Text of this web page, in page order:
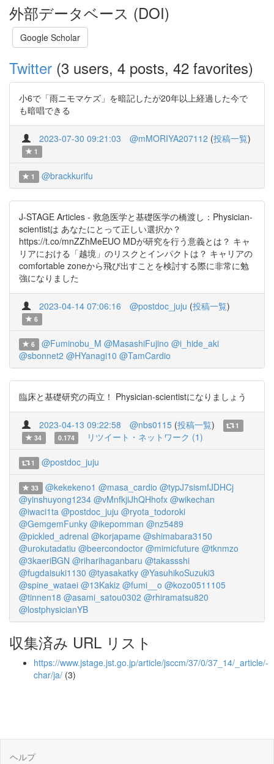
外部データベース (DOI)
Google Scholar
Twitter (3 users, 4 posts, 42 favorites)
小6で「雨ニモマケズ」を暗記したが20年以上経過した今で
も暗唱できる
2023-07-30 09:21:03 @mMORIYA207112 (投稿一覧)
1
1 @brackkurifu
J-STAGE Articles - 救急医学と基礎医学の橋渡し：Physician-
scientistは あなたにとって正しい選択か？
https://t.co/mnZZhMeEUO MDが研究を行う意義とは？ キャ
リアにおける「越境」のリスクとインパクトは？ キャリアの
comfortable zoneから飛び出すことを検討する際に非常に勉
強になりました
2023-04-14 07:06:16 @postdoc_juju (投稿一覧)
6
6 @Fuminobu_M @MasashiFujino @i_hide_aki
@sbonnet2 @HYanagi10 @TamCardio
臨床と基礎研究の両立！ Physician-scientistになりましょう
2023-04-13 09:22:58 @nbs0115 (投稿一覧)
1
34
0.174 リツイート・ネットワーク (1)
1 @postdoc_juju
33 @kekekeno1 @masa_cardio @typJ7sismfJDHCj
@yinshuyong1234 @vMnfkjiJhQHhofx @wikechan
@iwaci1ta @postdoc_juju @ryota_todoroki
@GemgemFunky @ikepomman @nz5489
@pickled_adrenal @korjapame @shimabara3150
@urokutadatiu @beercondoctor @mimicfuture @tknmzo
@3kaeriBGN @riharihaganbaru @takassshi
@fugdaisuki1130 @tyasakatky @YasuhikoSuzuki3
@spine_wataei @13Kakiz @fumi__o @kozo0511105
@tinnen18 @asami_satou0302 @rhiramatsu820
@lostphysicianYB
収集済み URL リスト
https://www.jstage.jst.go.jp/article/jsccm/37/0/37_14/_article/-
char/ja/ (3)
ヘルプ